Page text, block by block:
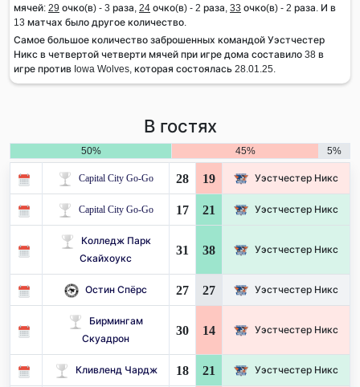
мячей: 29 очко(в) - 3 раза, 24 очко(в) - 2 раза, 33 очко(в) - 2 раза. И в
13 матчах было другое количество.
Самое большое количество заброшенных командой Уэстчестер
Никс в четвертой четверти мячей при игре дома составило 38 в
игре против Iowa Wolves, которая состоялась 28.01.25.
В гостях
50% 45% 5%
Capital City Go-Go 28 19 Уэстчестер Никс
Capital City Go-Go 17 21 Уэстчестер Никс
Колледж Парк
Скайхоукс
31 38 Уэстчестер Никс
Остин Спёрс 27 27 Уэстчестер Никс
Бирмингам
Скуадрон
30 14 Уэстчестер Никс
Кливленд Чардж 18 21 Уэстчестер Никс